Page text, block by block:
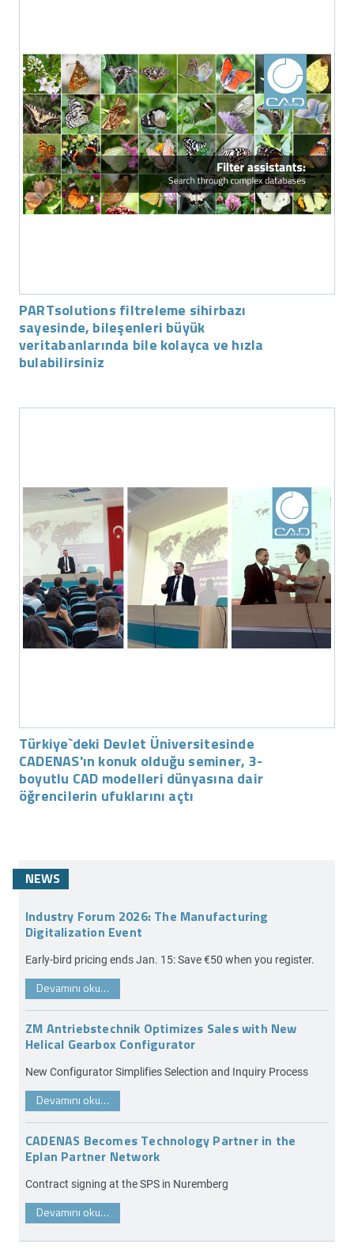
PARTsolutions filtreleme sihirbazı
sayesinde, bileşenleri büyük
veritabanlarında bile kolayca ve hızla
bulabilirsiniz
Türkiye`deki Devlet Üniversitesinde
CADENAS'ın konuk olduğu seminer, 3-
boyutlu CAD modelleri dünyasına dair
öğrencilerin ufuklarını açtı
NEWS
Industry Forum 2026: The Manufacturing
Digitalization Event
Early-bird pricing ends Jan. 15: Save €50 when you register.
Devamını oku…
ZM Antriebstechnik Optimizes Sales with New
Helical Gearbox Configurator
New Configurator Simplifies Selection and Inquiry Process
Devamını oku…
CADENAS Becomes Technology Partner in the
Eplan Partner Network
Contract signing at the SPS in Nuremberg
Devamını oku…